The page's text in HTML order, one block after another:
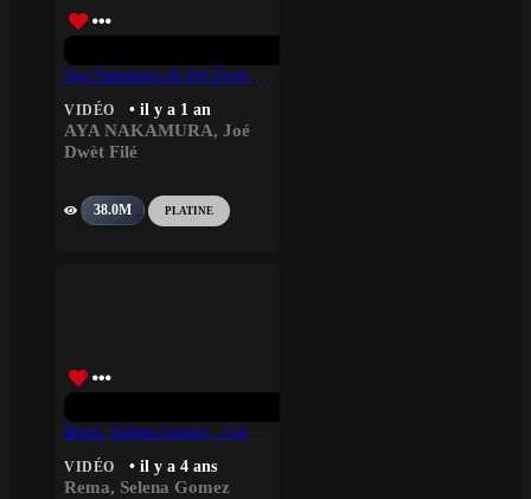
VIDÉO • il y a 1 an
AYA NAKAMURA, Joé
Dwèt Filé
38.0M PLATINE
VIDÉO • il y a 4 ans
Rema, Selena Gomez